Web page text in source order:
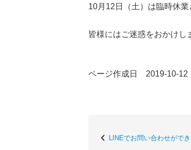
10月12日（土）は臨時休業
皆様にはご迷惑をおかけし
ページ作成日 2019-10-12
LINEでお問い合わせがで